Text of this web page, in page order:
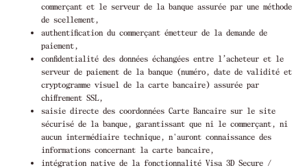
commerçant et le serveur de la banque assurée par une méthode
de scellement,
authentification du commerçant émetteur de la demande de
paiement,
confidentialité des données échangées entre l’acheteur et le
serveur de paiement de la banque (numéro, date de validité et
cryptogramme visuel de la carte bancaire) assurée par
chiffrement SSL,
saisie directe des coordonnées Carte Bancaire sur le site
sécurisé de la banque, garantissant que ni le commerçant, ni
aucun intermédiaire technique, n'auront connaissance des
informations concernant la carte bancaire,
intégration native de la fonctionnalité Visa 3D Secure /